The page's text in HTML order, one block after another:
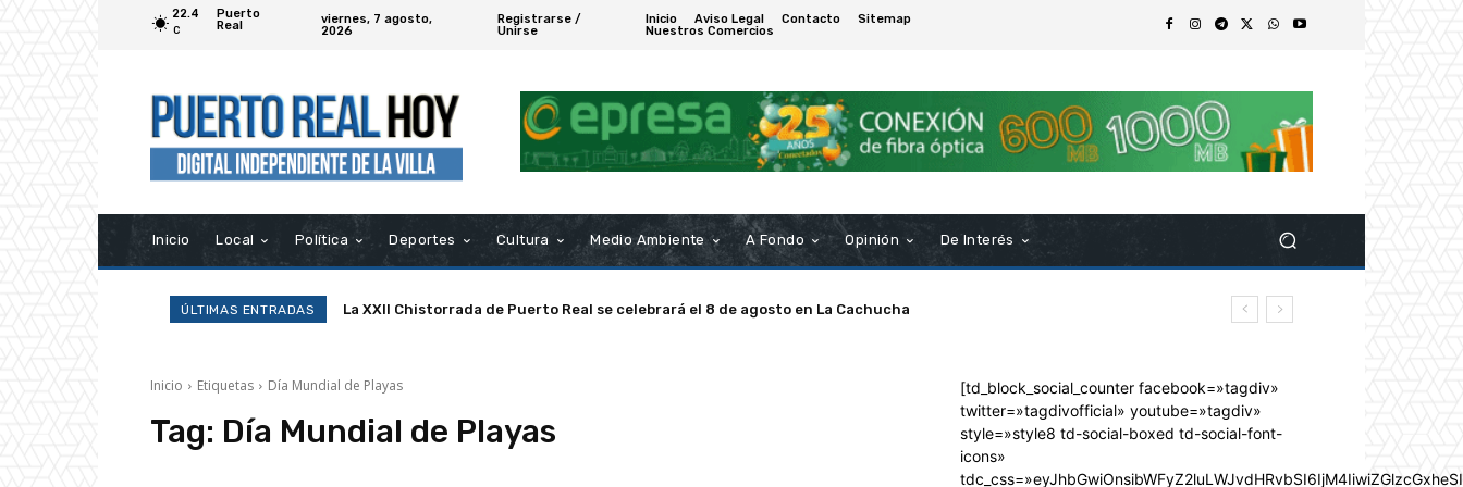
22.4
C
Puerto
Real
viernes, 7 agosto,
2026
Registrarse /
Unirse
Inicio Aviso Legal Contacto
Sitemap
Nuestros Comercios
Inicio Local Política Deportes Cultura Medio Ambiente A Fondo Opinión De Interés
ÚLTIMAS ENTRADAS La XXII Chistorrada de Puerto Real se celebrará el 8 de agosto en La Cachucha
Inicio Etiquetas Día Mundial de Playas
Tag: Día Mundial de Playas
[td_block_social_counter facebook=»tagdiv»
twitter=»tagdivofficial» youtube=»tagdiv»
style=»style8 td-social-boxed td-social-font-
icons»